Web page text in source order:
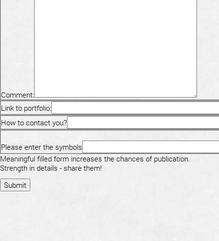
Comment:
Link to portfolio:
How to contact you?
Please enter the symbols
Meaningful filled form increases the chances of publication.
Strength in details - share them!